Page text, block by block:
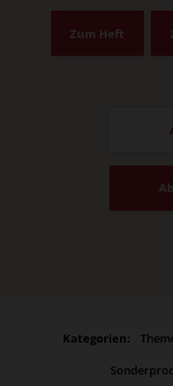
Zum Heft
Kategorien: